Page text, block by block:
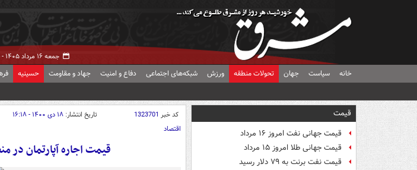
جمعه ۱۶ مرداد ۱۴۰۵ -
خانه سیاست جهان تحولات منطقه ورزش شبکه‌های اجتماعی دفاع و امنیت جهاد و مقاومت حسینیه
قیمت
قیمت جهانی نفت امروز ۱۶ مرداد
قیمت جهانی طلا امروز ۱۵ مرداد
قیمت نفت برنت به ۷۹ دلار رسید
کد خبر 1323701 تاریخ انتشار: ۱۸ دی ۱۴۰۰ - ۱۶:۱۸
اقتصاد
قیمت اجاره آپارتمان در